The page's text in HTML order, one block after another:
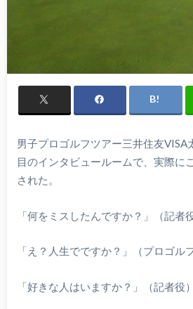
男子プロゴルフツアー三井住友VISA
目のインタビュールームで、実際に
された。
「何をミスしたんですか？」（記者
「え？人生でですか？」（プロゴル
「好きな人はいますか？」（記者役）